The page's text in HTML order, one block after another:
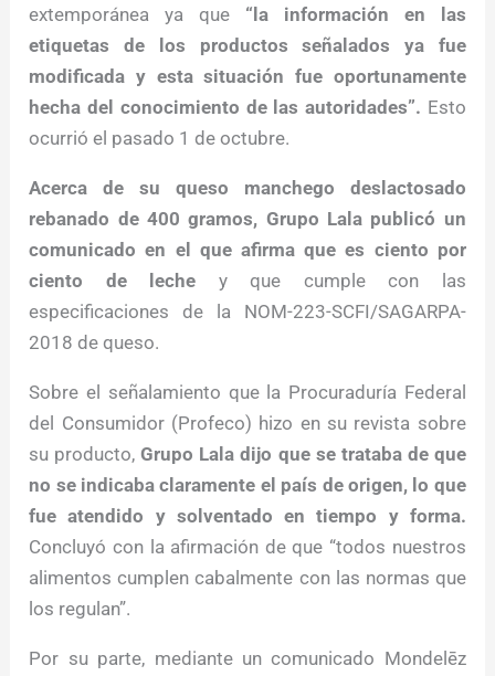
extemporánea ya que “la información en las
etiquetas de los productos señalados ya fue
modificada y esta situación fue oportunamente
hecha del conocimiento de las autoridades”. Esto
ocurrió el pasado 1 de octubre.
Acerca de su queso manchego deslactosado
rebanado de 400 gramos, Grupo Lala publicó un
comunicado en el que afirma que es ciento por
ciento de leche y que cumple con las
especificaciones de la NOM-223-SCFI/SAGARPA-
2018 de queso.
Sobre el señalamiento que la Procuraduría Federal
del Consumidor (Profeco) hizo en su revista sobre
su producto,Grupo Lala dijo que se trataba de que
no se indicaba claramente el país de origen, lo que
fue atendido y solventado en tiempo y forma.
Concluyó con la afirmación de que “todos nuestros
alimentos cumplen cabalmente con las normas que
los regulan”.
Por su parte, mediante un comunicado Mondelēz